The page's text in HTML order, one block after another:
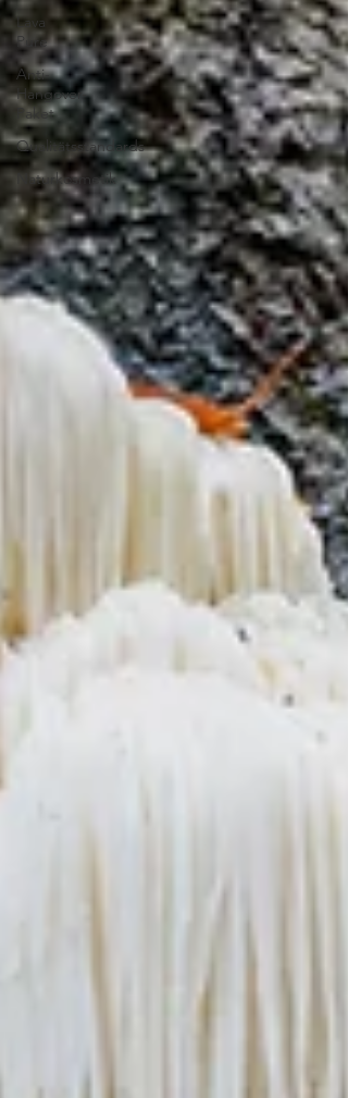
Lava
Pure
Anti-
Hangover-
Paket
Qualitätsstandards
Naturkosmetik